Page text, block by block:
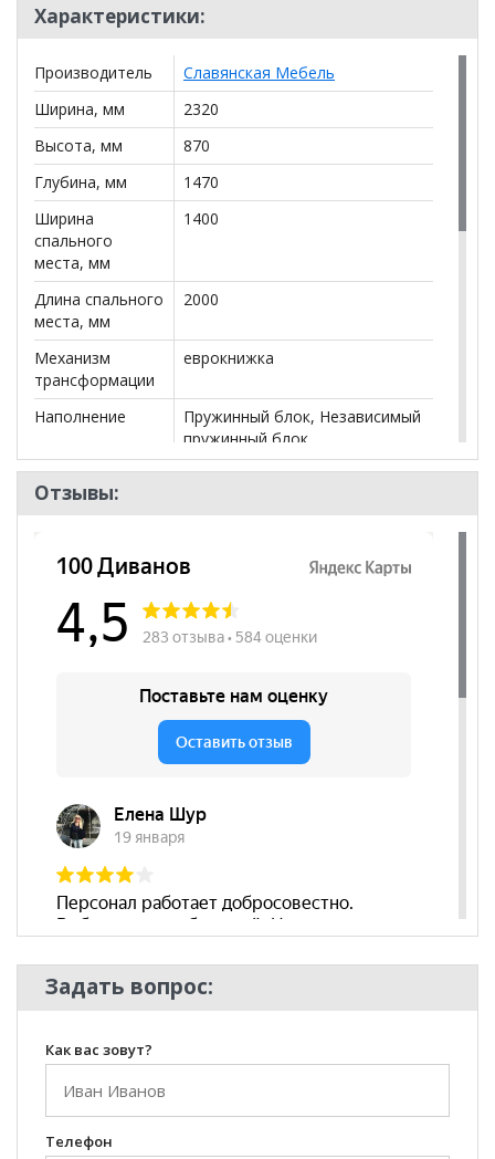
Характеристики:
Производитель
Славянская Мебель
Ширина, мм
2320
Высота, мм
870
Глубина, мм
1470
Ширина
спального
места, мм
1400
Длина спального
места, мм
2000
Механизм
трансформации
еврокнижка
Наполнение
Пружинный блок, Независимый
пружинный блок
Посадочных
мест
3
Форма
Угловой
Наличие спинки
да
Наличие
да
Съёмный чехол
нет
да
Стиль
Современный
Комната
Отзывы:
Задать вопрос:
Как вас зовут?
Телефон